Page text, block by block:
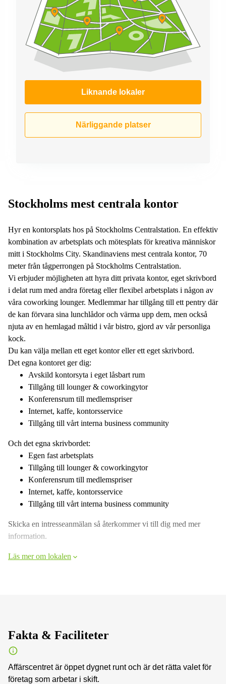
Liknande lokaler
Närliggande platser
Stockholms mest centrala kontor
Hyr en kontorsplats hos på Stockholms Centralstation. En effektiv
kombination av arbetsplats och mötesplats för kreativa människor
mitt i Stockholms City. Skandinaviens mest centrala kontor, 70
meter från tågperrongen på Stockholms Centralstation.
Vi erbjuder möjligheten att hyra ditt privata kontor, eget skrivbord
i delat rum med andra företag eller flexibel arbetsplats i någon av
våra coworking lounger. Medlemmar har tillgång till ett pentry där
de kan förvara sina lunchlådor och värma upp dem, men också
njuta av en hemlagad måltid i vår bistro, gjord av vår personliga
kock.
Du kan välja mellan ett eget kontor eller ett eget skrivbord.
Det egna kontoret ger dig:
Avskild kontorsyta i eget låsbart rum
Tillgång till lounger & coworkingytor
Konferensrum till medlemspriser
Internet, kaffe, kontorsservice
Tillgång till vårt interna business community
Och det egna skrivbordet:
Egen fast arbetsplats
Tillgång till lounger & coworkingytor
Konferensrum till medlemspriser
Internet, kaffe, kontorsservice
Tillgång till vårt interna business community
Skicka en intresseanmälan så återkommer vi till dig med mer
information.
Läs mer om lokalen
Fakta & Faciliteter
Affärscentret är öppet dygnet runt och är det rätta valet för
företag som arbetar i skift.